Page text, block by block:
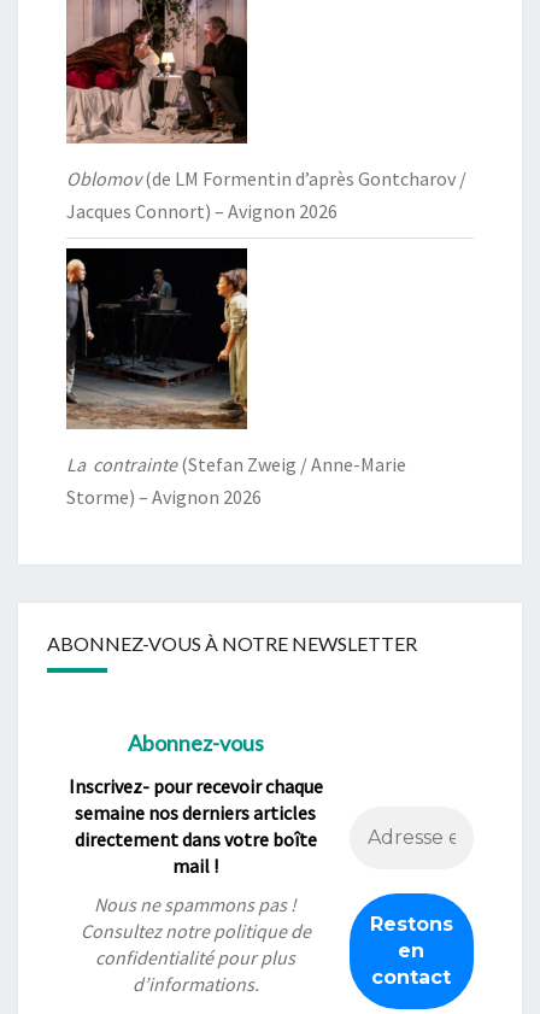
Oblomov(de LM Formentin d’après Gontcharov /
Jacques Connort) – Avignon 2026
La contrainte(Stefan Zweig / Anne-Marie
Storme) – Avignon 2026
ABONNEZ-VOUS À NOTRE NEWSLETTER
Abonnez-vous
Inscrivez- pour recevoir chaque
semaine nos derniers articles
directement dans votre boîte
mail !
Nous ne spammons pas !
Consultez notrepolitique de
confidentialitépour plus
d’informations.